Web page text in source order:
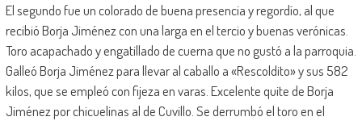
El segundo fue un colorado de buena presencia y regordío, al que
recibió Borja Jiménez con una larga en el tercio y buenas verónicas.
Toro acapachado y engatillado de cuerna que no gustó a la parroquia.
Galleó Borja Jiménez para llevar al caballo a «Rescoldito» y sus 582
kilos, que se empleó con fijeza en varas. Excelente quite de Borja
Jiménez por chicuelinas al de Cuvillo. Se derrumbó el toro en el